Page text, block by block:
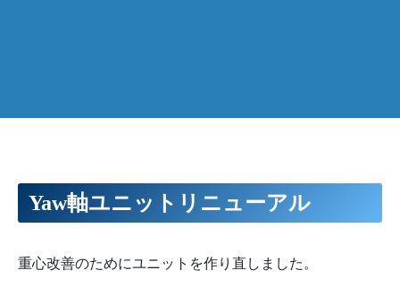
Yaw軸ユニットリニューアル
重心改善のためにユニットを作り直しました。